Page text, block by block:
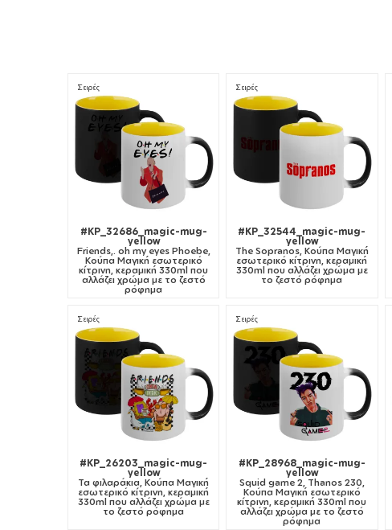
Σειρές
#KP_32686_magic-mug-
yellow
Friends,. oh my eyes Phoebe,
Κούπα Μαγική εσωτερικό
κίτρινη, κεραμική 330ml που
αλλάζει χρώμα με το ζεστό
ρόφημα
Σειρές
#KP_32544_magic-mug-
yellow
The Sopranos, Κούπα Μαγική
εσωτερικό κίτρινη, κεραμική
330ml που αλλάζει χρώμα με
το ζεστό ρόφημα
Σειρές
#KP_26203_magic-mug-
yellow
Τα φιλαράκια, Κούπα Μαγική
εσωτερικό κίτρινη, κεραμική
330ml που αλλάζει χρώμα με
το ζεστό ρόφημα
Σειρές
#KP_28968_magic-mug-
yellow
Squid game 2, Thanos 230,
Κούπα Μαγική εσωτερικό
κίτρινη, κεραμική 330ml που
αλλάζει χρώμα με το ζεστό
ρόφημα